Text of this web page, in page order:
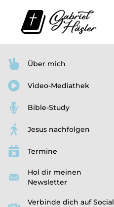
Über mich
Video-Mediathek
Bible-Study
Jesus nachfolgen
Termine
Hol dir meinen
Newsletter
Verbinde dich auf Social